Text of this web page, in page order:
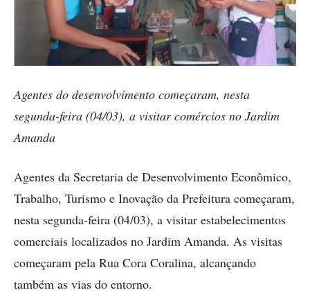
Agentes do desenvolvimento começaram, nesta
segunda-feira (04/03), a visitar comércios no Jardim
Amanda
Agentes da Secretaria de Desenvolvimento Econômico,
Trabalho, Turismo e Inovação da Prefeitura começaram,
nesta segunda-feira (04/03), a visitar estabelecimentos
comerciais localizados no Jardim Amanda. As visitas
começaram pela Rua Cora Coralina, alcançando
também as vias do entorno.